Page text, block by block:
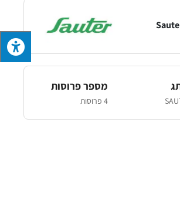
מספר פרוסות
4 פרוסות